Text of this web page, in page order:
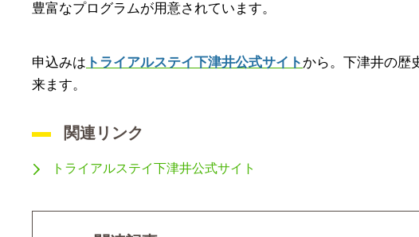
豊富なプログラムが用意されています。
申込みは トライアルステイ下津井公式サイト から。下津井の歴
来ます。
関連リンク
トライアルステイ下津井公式サイト